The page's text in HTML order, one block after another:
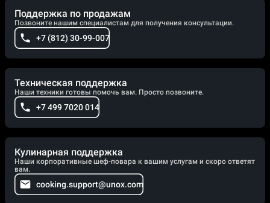
Поддержка по продажам
Позвоните нашим специалистам для получения консультации.
+7 (812) 30-99-007
Техническая поддержка
Наши техники готовы помочь вам. Просто позвоните.
+7 499 7020 014
Кулинарная поддержка
Наши корпоративные шеф-повара к вашим услугам и скоро ответят
вам.
cooking.support@unox.com